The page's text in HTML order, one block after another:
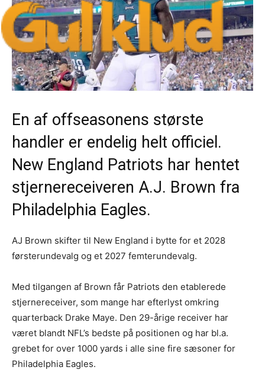
En af offseasonens største
handler er endelig helt officiel.
New England Patriots har hentet
stjernereceiveren A.J. Brown fra
Philadelphia Eagles.
AJ Brown skifter til New England i bytte for et 2028
førsterundevalg og et 2027 femterundevalg.
Med tilgangen af Brown får Patriots den etablerede
stjernereceiver, som mange har efterlyst omkring
quarterback Drake Maye. Den 29-årige receiver har
været blandt NFL’s bedste på positionen og har bl.a.
grebet for over 1000 yards i alle sine fire sæsoner for
Philadelphia Eagles.